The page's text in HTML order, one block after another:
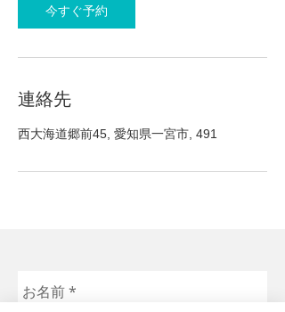
今すぐ予約
連絡先
西大海道郷前45, 愛知県一宮市, 491